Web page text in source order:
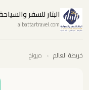
البتار للسفر
albattartravel.com
خريطة العالم › ميونخ